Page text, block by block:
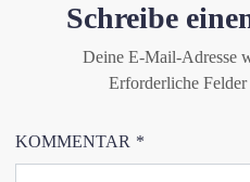
Schreibe
Deine E-Mail-Adresse
Erforderliche
KOMMENTAR *